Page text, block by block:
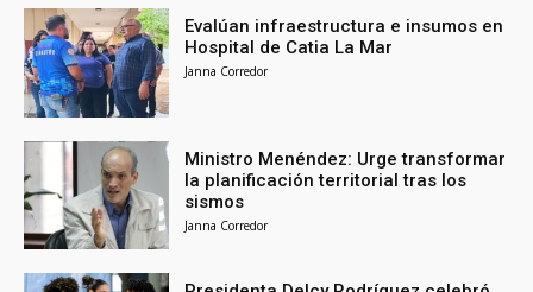
Evalúan infraestructura e insumos en
Hospital de Catia La Mar
Janna Corredor
Ministro Menéndez: Urge transformar
la planificación territorial tras los
sismos
Janna Corredor